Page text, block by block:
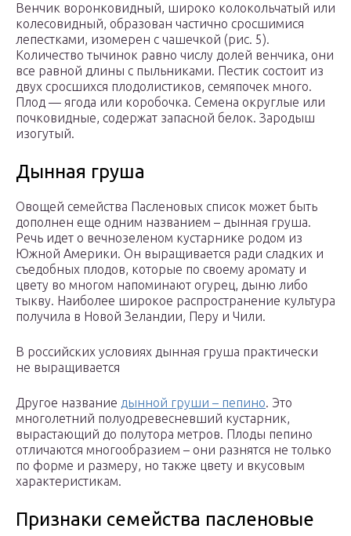
Венчик воронковидный, широко колокольчатый или
колесовидный, образован частично сросшимися
лепестками, изомерен с чашечкой (рис. 5).
Количество тычинок равно числу долей венчика, они
все равной длины с пыльниками. Пестик состоит из
двух сросшихся плодолистиков, семяпочек много.
Плод — ягода или коробочка. Семена округлые или
почковидные, содержат запасной белок. Зародыш
изогутый.
Дынная груша
Овощей семейства Пасленовых список может быть
дополнен еще одним названием – дынная груша.
Речь идет о вечнозеленом кустарнике родом из
Южной Америки. Он выращивается ради сладких и
съедобных плодов, которые по своему аромату и
цвету во многом напоминают огурец, дыню либо
тыкву. Наиболее широкое распространение культура
получила в Новой Зеландии, Перу и Чили.
В российских условиях дынная груша практически
не выращивается
Другое название дынной груши – пепино. Это
многолетний полуодревесневший кустарник,
вырастающий до полутора метров. Плоды пепино
отличаются многообразием – они разнятся не только
по форме и размеру, но также цвету и вкусовым
характеристикам.
Признаки семейства пасленовые